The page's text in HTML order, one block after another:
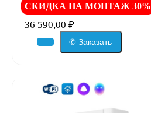
СКИДКА НА МОНТАЖ 30%
36 590,00 ₽
✆ Заказать